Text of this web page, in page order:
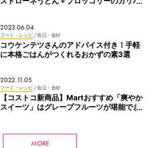
2023.06.04
フード・レシピ/ 食品・食材
コウケンテツさんのアドバイス付き！手軽
に本格ごはんがつくれるおかずの素3選
2022.11.05
フード・レシピ/ 食品・食材
【コストコ新商品】Martおすすめ「爽やか
スイーツ」はグレープフルーツが堪能でき
MORE